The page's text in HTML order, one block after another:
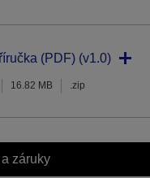
(PDF) (v1.0)
16.82 MB .zip
záruky